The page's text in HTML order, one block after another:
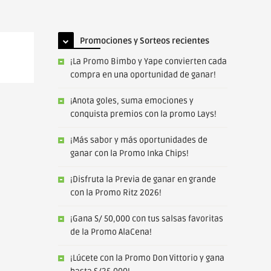
Promociones y Sorteos recientes
¡La Promo Bimbo y Yape convierten cada
compra en una oportunidad de ganar!
¡Anota goles, suma emociones y
conquista premios con la promo Lays!
¡Más sabor y más oportunidades de
ganar con la Promo Inka Chips!
¡Disfruta la Previa de ganar en grande
con la Promo Ritz 2026!
¡Gana S/ 50,000 con tus salsas favoritas
de la Promo AlaCena!
¡Lúcete con la Promo Don Vittorio y gana